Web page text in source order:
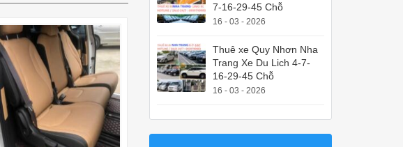
7-16-29-45 Chỗ
16 - 03 - 2026
Thuê xe Quy Nhơn Nha
Trang Xe Du Lich 4-7-
16-29-45 Chỗ
16 - 03 - 2026